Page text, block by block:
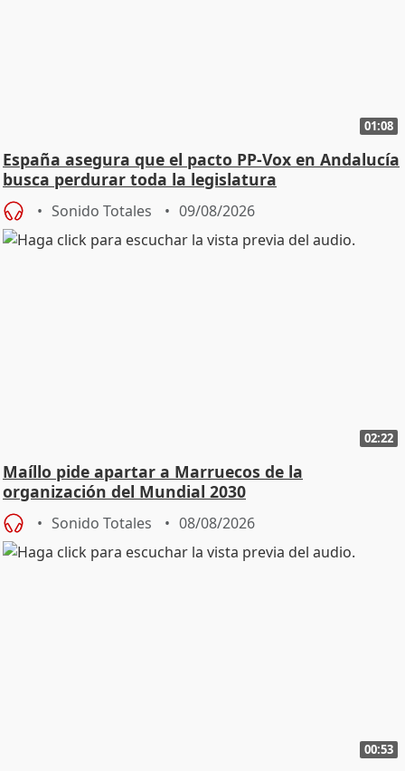
01:08
España asegura que el pacto PP-Vox en Andalucía
busca perdurar toda la legislatura
Sonido Totales 09/08/2026
02:22
Maíllo pide apartar a Marruecos de la
organización del Mundial 2030
Sonido Totales 08/08/2026
00:53